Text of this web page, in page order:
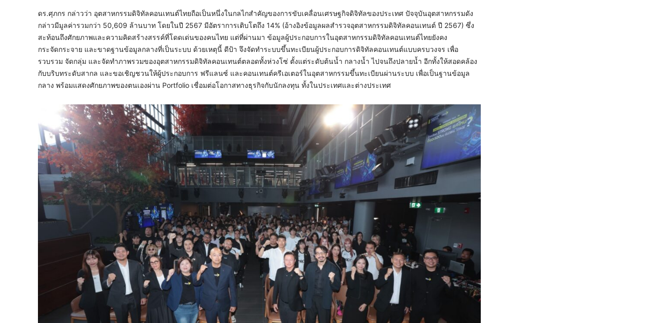
ดร.ศุภกร กล่าวว่า อุตสาหกรรมดิจิทัลคอนเทนต์ไทยถือเป็นหนึ่งในกลไกสำคัญของการขับเคลื่อนเศรษฐกิจดิจิทัลของประเทศ ปัจจุบันอุตสาหกรรมดัง
กล่าวมีมูลค่ารวมกว่า 50,609 ล้านบาท โดยในปี 2567 มีอัตราการเติบโตถึง 14% (อ้างอิงข้อมูลผลสำรวจอุตสาหกรรมดิจิทัลคอนเทนต์ ปี 2567) ซึ่ง
สะท้อนถึงศักยภาพและความคิดสร้างสรรค์ที่โดดเด่นของคนไทย แต่ที่ผ่านมา ข้อมูลผู้ประกอบการในอุตสาหกรรมดิจิทัลคอนเทนต์ไทยยังคง
กระจัดกระจาย และขาดฐานข้อมูลกลางที่เป็นระบบ ด้วยเหตุนี้ ดีป้า จึงจัดทำระบบขึ้นทะเบียนผู้ประกอบการดิจิทัลคอนเทนต์แบบครบวงจร เพื่อ
รวบรวม จัดกลุ่ม และจัดทำภาพรวมของอุตสาหกรรมดิจิทัลคอนเทนต์ตลอดทั้งห่วงโซ่ ตั้งแต่ระดับต้นน้ำ กลางน้ำ ไปจนถึงปลายน้ำ อีกทั้งให้สอดคล้อง
กับบริบทระดับสากล และขอเชิญชวนให้ผู้ประกอบการ ฟรีแลนซ์ และคอนเทนต์ครีเอเตอร์ในอุตสาหกรรมขึ้นทะเบียนผ่านระบบ เพื่อเป็นฐานข้อมูล
กลาง พร้อมแสดงศักยภาพของตนเองผ่าน Portfolio เชื่อมต่อโอกาสทางธุรกิจกับนักลงทุน ทั้งในประเทศและต่างประเทศ